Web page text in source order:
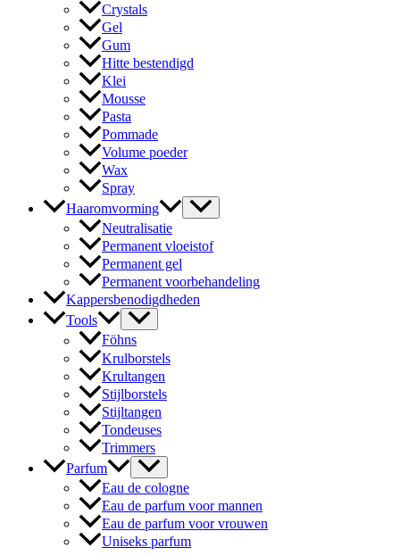
Crystals
Gel
Gum
Hitte bestendigd
Klei
Mousse
Pasta
Pommade
Volume poeder
Wax
Spray
Haaromvorming
Neutralisatie
Permanent vloeistof
Permanent gel
Permanent voorbehandeling
Kappersbenodigdheden
Tools
Föhns
Krulborstels
Krultangen
Stijlborstels
Stijltangen
Tondeuses
Trimmers
Parfum
Eau de cologne
Eau de parfum voor mannen
Eau de parfum voor vrouwen
Uniseks parfum